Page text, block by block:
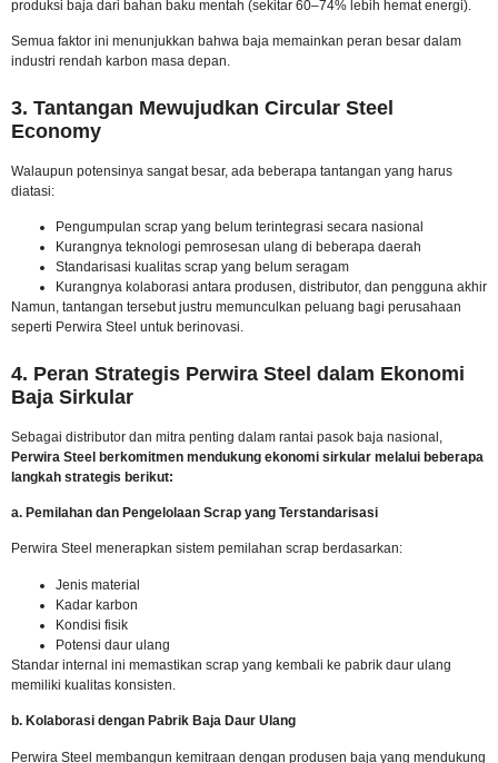
produksi baja dari bahan baku mentah (sekitar 60–74% lebih hemat energi).
Semua faktor ini menunjukkan bahwa baja memainkan peran besar dalam
industri rendah karbon masa depan.
3. Tantangan Mewujudkan Circular Steel
Economy
Walaupun potensinya sangat besar, ada beberapa tantangan yang harus
diatasi:
Pengumpulan scrap yang belum terintegrasi secara nasional
Kurangnya teknologi pemrosesan ulang di beberapa daerah
Standarisasi kualitas scrap yang belum seragam
Kurangnya kolaborasi antara produsen, distributor, dan pengguna akhir
Namun, tantangan tersebut justru memunculkan peluang bagi perusahaan
seperti Perwira Steel untuk berinovasi.
4. Peran Strategis Perwira Steel dalam Ekonomi
Baja Sirkular
Sebagai distributor dan mitra penting dalam rantai pasok baja nasional,
Perwira Steel berkomitmen mendukung ekonomi sirkular melalui beberapa
langkah strategis berikut:
a. Pemilahan dan Pengelolaan Scrap yang Terstandarisasi
Perwira Steel menerapkan sistem pemilahan scrap berdasarkan:
Jenis material
Kadar karbon
Kondisi fisik
Potensi daur ulang
Standar internal ini memastikan scrap yang kembali ke pabrik daur ulang
memiliki kualitas konsisten.
b. Kolaborasi dengan Pabrik Baja Daur Ulang
Perwira Steel membangun kemitraan dengan produsen baja yang mendukung